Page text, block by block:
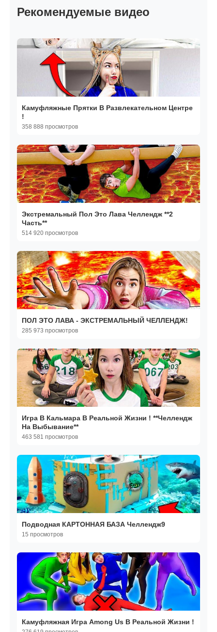
Рекомендуемые видео
Камуфляжные Прятки В Развлекательном Центре
!
358 888 просмотров
Экстремальный Пол Это Лава Челлендж **2
Часть**
514 920 просмотров
ПОЛ ЭТО ЛАВА - ЭКСТРЕМАЛЬНЫЙ ЧЕЛЛЕНДЖ!
285 973 просмотров
Игра В Кальмара В Реальной Жизни ! **Челлендж
На Выбывание**
463 581 просмотров
Подводная КАРТОННАЯ БАЗА Челлендж9
15 просмотров
Камуфляжная Игра Among Us В Реальной Жизни !